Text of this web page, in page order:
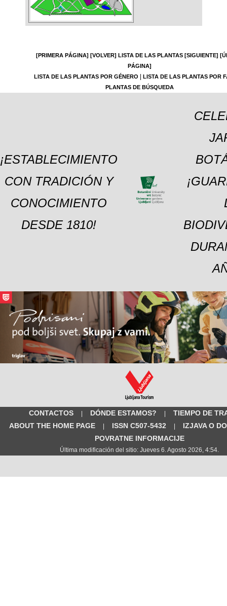
[PRIMERA PÁGINA] [VOLVER] LISTA DE LAS PLANTAS [SIGUIENTE]
PÁGINA]
LISTA DE LAS PLANTAS POR GÉNERO
LISTA DE LAS PLANTAS POR
PLANTAS DE BÚSQUEDA
¡ESTABLECIMIENTO
CON TRADICIÓN Y
CONOCIMIENTO
DESDE 1810!
CONTACTOS | DÓNDE ESTAMOS? |
TIEMPO DE
ABOUT THE HOME PAGE
| ISSN C507-5432 |
IZJAVA O
POVRATNE INFORMACIJE
Última modificación del sitio: Jueves 6. Agosto 2026, 4:54.